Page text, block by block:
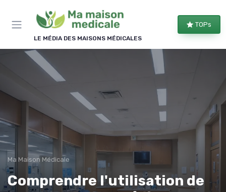
LE MÉDIA DES MAISONS MÉDICALES
TOPs
Ma Maison Médicale
Comprendre l'utilisation de